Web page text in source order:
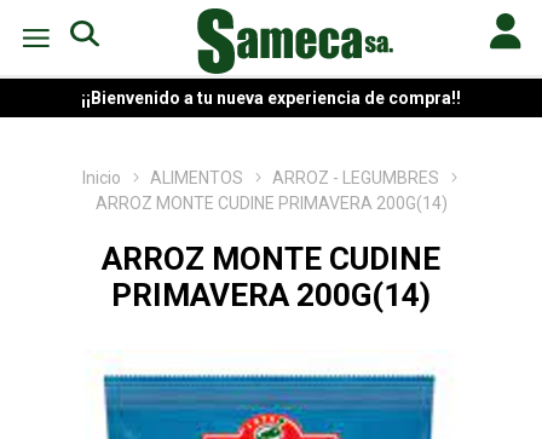
¡¡Bienvenido a tu nueva experiencia de compra!!
Inicio ALIMENTOS
ARROZ - LEGUMBRES
ARROZ MONTE CUDINE PRIMAVERA 200G(14)
ARROZ MONTE CUDINE
PRIMAVERA 200G(14)